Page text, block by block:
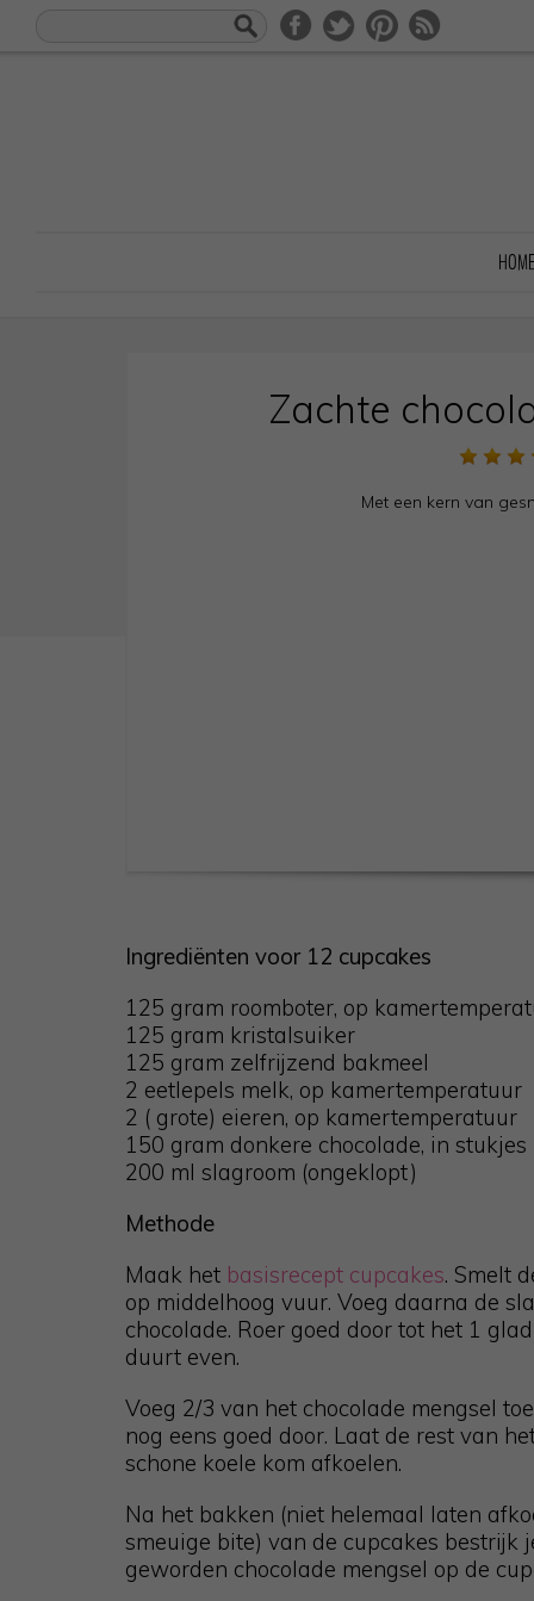
HOME
Zachte
Met een kern van
Ingrediënten voor 12 cupcakes
125 gram roomboter, op
125 gram kristalsuiker
125 gram zelfrijzend bakmeel
2 eetlepels melk, op kamertemperatuur
2 ( grote) eieren, op kamertemperatuur
150 gram donkere chocolade, in stukjes
200 ml slagroom (ongeklopt)
Methode
Maak het basisrecept cupcakes. Smelt
op middelhoog vuur. Voeg daarna de
chocolade. Roer goed door tot het 1
duurt even.
Voeg 2/3 van het chocolade mengsel
nog eens goed door. Laat de rest van
schone koele kom afkoelen.
Na het bakken (niet helemaal laten
smeuige bite) van de cupcakes bestrijk
geworden chocolade mengsel op de